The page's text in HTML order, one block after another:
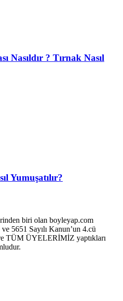
Nasıldır ? Tırnak Nasıl
Yumuşatılır?
biri olan boyleyap.com
5651 Sayılı Kanun’un 4.cü
TÜM ÜYELERİMİZ yaptıkları